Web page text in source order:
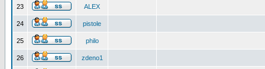
23 ALEX
24 pistole
25 philo
26 zdeno1